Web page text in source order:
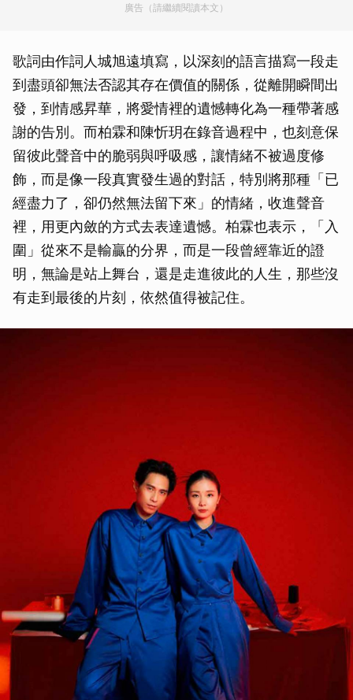
廣告（請繼續閱讀本文）
歌詞由作詞人城旭遠填寫，以深刻的語言描寫一段走
到盡頭卻無法否認其存在價值的關係，從離開瞬間出
發，到情感昇華，將愛情裡的遺憾轉化為一種帶著感
謝的告別。而柏霖和陳忻玥在錄音過程中，也刻意保
留彼此聲音中的脆弱與呼吸感，讓情緒不被過度修
飾，而是像一段真實發生過的對話，特別將那種「已
經盡力了，卻仍然無法留下來」的情緒，收進聲音
裡，用更內斂的方式去表達遺憾。柏霖也表示，「入
圍」從來不是輸贏的分界，而是一段曾經靠近的證
明，無論是站上舞台，還是走進彼此的人生，那些沒
有走到最後的片刻，依然值得被記住。